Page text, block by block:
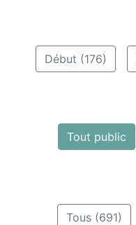
Début (176)
Tout public
Tous (691)